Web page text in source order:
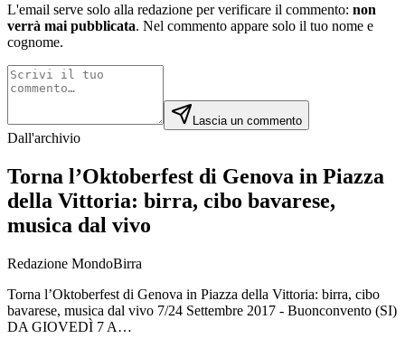
L'email serve solo alla redazione per verificare il commento: non
verrà mai pubblicata. Nel commento appare solo il tuo nome e
cognome.
Lascia un commento
Dall'archivio
Torna l’Oktoberfest di Genova in Piazza
della Vittoria: birra, cibo bavarese,
musica dal vivo
Redazione MondoBirra
Torna l’Oktoberfest di Genova in Piazza della Vittoria: birra, cibo
bavarese, musica dal vivo 7/24 Settembre 2017 - Buonconvento (SI)
DA GIOVEDÌ 7 A…